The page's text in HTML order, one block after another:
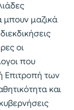
μπουν μαζικά
οι
που
Επιτροπή των
και